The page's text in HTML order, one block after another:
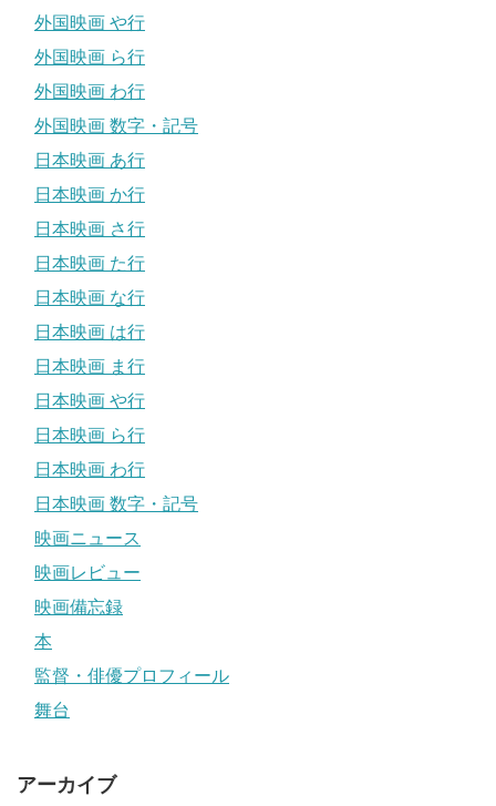
外国映画 や行
外国映画 ら行
外国映画 わ行
外国映画 数字・記号
日本映画 あ行
日本映画 か行
日本映画 さ行
日本映画 た行
日本映画 な行
日本映画 は行
日本映画 ま行
日本映画 や行
日本映画 ら行
日本映画 わ行
日本映画 数字・記号
映画ニュース
映画レビュー
映画備忘録
本
監督・俳優プロフィール
舞台
アーカイブ